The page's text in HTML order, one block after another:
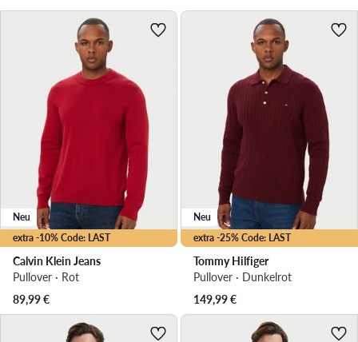
extra -10% Code: LAST
Neu
Calvin Klein Jeans
Pullover · Rot
89,99€
extra -25% Code: LAST
Neu
Tommy Hilfiger
Pullover · Dunkelrot
149,99€